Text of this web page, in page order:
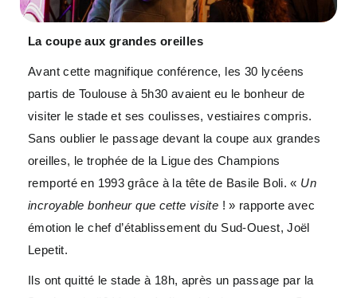
La coupe aux grandes oreilles
Avant cette magnifique conférence, les 30 lycéens
partis de Toulouse à 5h30 avaient eu le bonheur de
visiter le stade et ses coulisses, vestiaires compris.
Sans oublier le passage devant la coupe aux grandes
oreilles, le trophée de la Ligue des Champions
remporté en 1993 grâce à la tête de Basile Boli. « Un
incroyable bonheur que cette visite ! » rapporte avec
émotion le chef d’établissement du Sud-Ouest, Joël
Lepetit.
Ils ont quitté le stade à 18h, après un passage par la